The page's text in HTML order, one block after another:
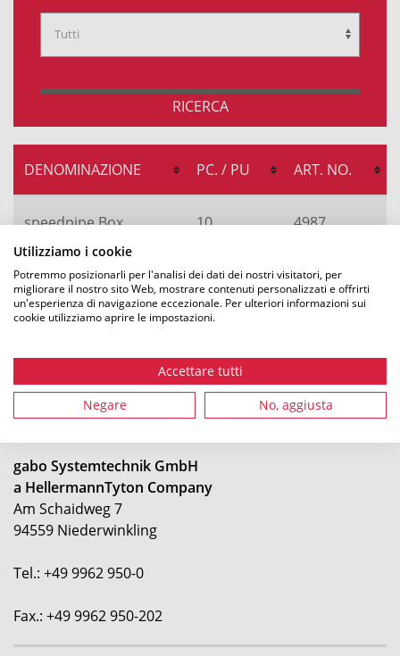
Utilizziamo i cookie
Potremmo posizionarli per l'analisi dei dati dei nostri visitatori, per
migliorare il nostro sito Web, mostrare contenuti personalizzati e offrirti
un'esperienza di navigazione eccezionale. Per ulteriori informazioni sui
cookie utilizziamo aprire le impostazioni.
Accettare tutti
Negare No, aggiusta
RICERCA
DENOMINAZIONE PC. / PU ART. NO.
speedpipe Box 10 4987
gabo Systemtechnik GmbH
a HellermannTyton Company
Am Schaidweg 7
94559 Niederwinkling
Tel.: +49 9962 950-0
Fax.: +49 9962 950-202